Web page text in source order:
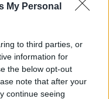
My Personal
to third parties, or
information for
the below opt-out
note that after your
continue seeing